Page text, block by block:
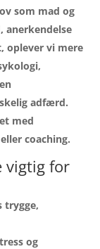
som mad og
anerkendelse
oplever vi mere
adfærd.
med
coaching.
vigtig for
trygge,
og